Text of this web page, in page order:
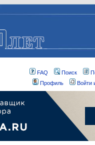
FAQ Поиск
Профиль
Войти